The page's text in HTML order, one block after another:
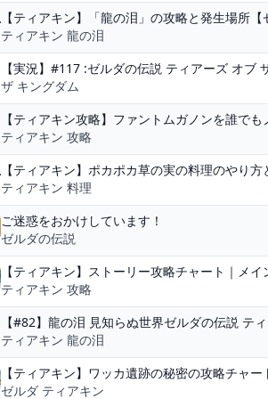
【ティアキン】「龍の泪」の攻略と発生場所
ティアキン 龍の泪
【実況】#117 :ゼルダの伝説 ティアーズ オブ
ザ キングダム
【ティアキン攻略】ファントムガノンを誰で
ティアキン 攻略
【ティアキン】ポカポカ草の実の料理のやり
ティアキン 料理
ご迷惑をおかけしています！
ゼルダの伝説
【ティアキン】ストーリー攻略チャート｜メ
ティアキン 攻略
【#82】龍の泪 見知らぬ世界ゼルダの伝説 テ
ティアキン 龍の泪
【ティアキン】ワッカ遺跡の秘密の攻略チャ
ゼルダ ティアキン